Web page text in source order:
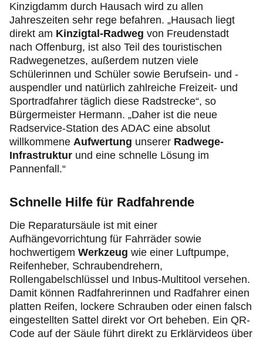
Kinzigdamm durch Hausach wird zu allen
Jahreszeiten sehr rege befahren. „Hausach liegt
direkt am Kinzigtal-Radweg von Freudenstadt
nach Offenburg, ist also Teil des touristischen
Radwegenetzes, außerdem nutzen viele
Schülerinnen und Schüler sowie Berufsein- und -
auspendler und natürlich zahlreiche Freizeit- und
Sportradfahrer täglich diese Radstrecke“, so
Bürgermeister Hermann. „Daher ist die neue
Radservice-Station des ADAC eine absolut
willkommene Aufwertung unserer Radwege-
Infrastruktur und eine schnelle Lösung im
Pannenfall.“
Schnelle Hilfe für Radfahrende
Die Reparatursäule ist mit einer
Aufhängevorrichtung für Fahrräder sowie
hochwertigem Werkzeug wie einer Luftpumpe,
Reifenheber, Schraubendrehern,
Rollengabelschlüssel und Inbus-Multitool versehen.
Damit können Radfahrerinnen und Radfahrer einen
platten Reifen, lockere Schrauben oder einen falsch
eingestellten Sattel direkt vor Ort beheben. Ein QR-
Code auf der Säule führt direkt zu Erklärvideos über